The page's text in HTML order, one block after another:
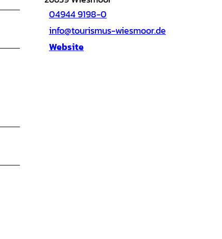
04944 9198-0
info@tourismus-wiesmoor.de
Website